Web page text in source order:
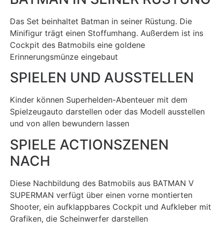
Das Set beinhaltet Batman in seiner Rüstung. Die
Minifigur trägt einen Stoffumhang. Außerdem ist ins
Cockpit des Batmobils eine goldene
Erinnerungsmünze eingebaut
SPIELEN UND AUSSTELLEN
Kinder können Superhelden-Abenteuer mit dem
Spielzeugauto darstellen oder das Modell ausstellen
und von allen bewundern lassen
SPIELE ACTIONSZENEN
NACH
Diese Nachbildung des Batmobils aus BATMAN V
SUPERMAN verfügt über einen vorne montierten
Shooter, ein aufklappbares Cockpit und Aufkleber mit
Grafiken, die Scheinwerfer darstellen